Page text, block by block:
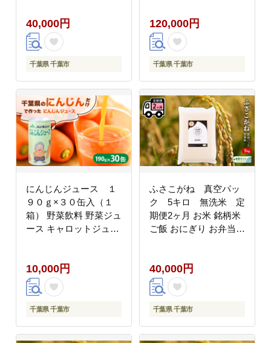
40,000円
千葉県 千葉市
120,000円
千葉県 千葉市
にんじんジュース １
９０ｇ×３０缶入（１
箱） 野菜飲料 野菜ジュ
ース キャロットジュー
10,000円
千葉県 千葉市
ふさこがね 真空パッ
ク 5キロ 無洗米 定
期便2ヶ月 お米 銘柄米
ご飯 おにぎり お弁当
40,000円
千葉県 千葉市